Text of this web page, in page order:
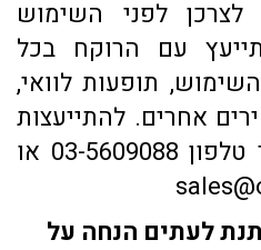
לצרכן לפני השימוש
עם הרוקח בכל
תופעות לוואי,
אחרים. להתייעצות
עם רוקח פנה למספר טלפון 03-5609088 או
לעתים הנחה על